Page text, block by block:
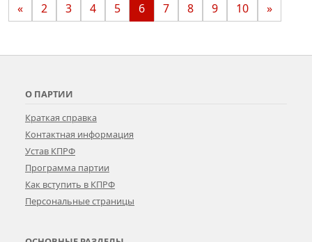
« 2 3 4 5 6 7 8 9 10 »
О ПАРТИИ
Краткая справка
Контактная информация
Устав КПРФ
Программа партии
Как вступить в КПРФ
Персональные страницы